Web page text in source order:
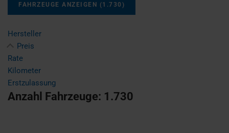
FAHRZEUGE ANZEIGEN (1.730 )
Hersteller
Preis
Rate
Kilometer
Erstzulassung
Anzahl Fahrzeuge: 1.730